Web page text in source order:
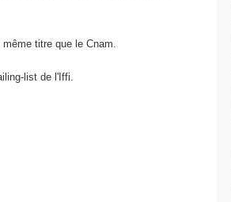
titre que le Cnam.
list de l'Iffi.